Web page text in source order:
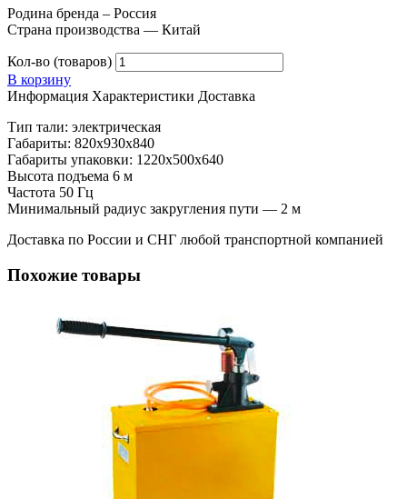
Родина бренда – Россия
Страна производства — Китай
Кол-во (товаров)
В корзину
Информация Характеристики Доставка
Тип тали: электрическая
Габариты: 820х930х840
Габариты упаковки: 1220х500х640
Высота подъема 6 м
Частота 50 Гц
Минимальный радиус закругления пути — 2 м
Доставка по России и СНГ любой транспортной компанией
Похожие товары